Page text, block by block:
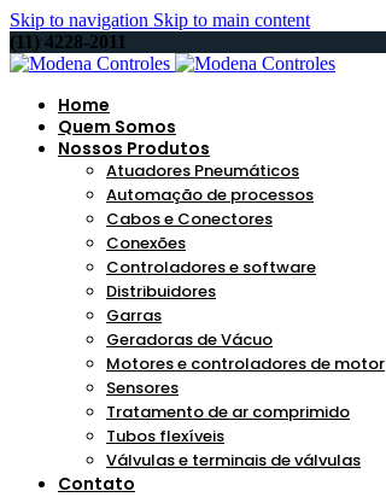
Skip to navigation Skip to main content
(11) 4228-2011
Home
Quem Somos
Nossos Produtos
Atuadores Pneumáticos
Automação de processos
Cabos e Conectores
Conexões
Controladores e software
Distribuidores
Garras
Geradoras de Vácuo
Motores e controladores de motor
Sensores
Tratamento de ar comprimido
Tubos flexíveis
Válvulas e terminais de válvulas
Contato